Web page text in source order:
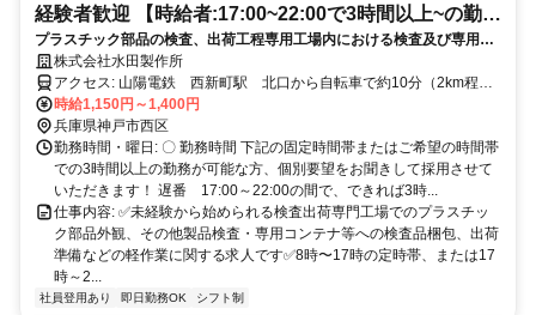
経験者歓迎 【時給者:17:00~22:00で3時間以上~の勤務
に柔軟対応!】
プラスチック部品の検査、出荷工程専用工場内における検査及び専用箱
への梱包、出荷補助など、初心者も大歓迎！
株式会社水田製作所
アクセス: 山陽電鉄 西新町駅 北口から自転車で約10分（2km程
度） 神姫バス 国道175号線 「吉田」バス停より徒歩6分程度 その
他、自転車通勤、バイクなど可能です。 ★ 自動車通勤の場合は近隣
駐車場をご自身で確保いただきます。
時給1,150円～1,400円
兵庫県神戸市西区
勤務時間・曜日: 〇 勤務時間 下記の固定時間帯またはご希望の時間帯
での3時間以上の勤務が可能な方、個別要望をお聞きして採用させて
いただきます！ 遅番 17:00～22:00の間で、できれば3時...
仕事内容: ✅未経験から始められる検査出荷専門工場でのプラスチッ
ク部品外観、その他製品検査・専用コンテナ等への検査品梱包、出荷
準備などの軽作業に関する求人です✅8時〜17時の定時帯、または17
時～2...
社員登用あり 即日勤務OK シフト制